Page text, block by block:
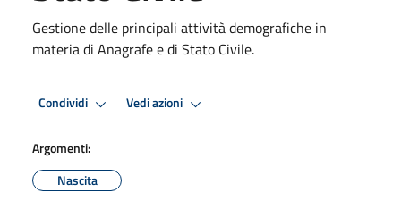
Gestione delle principali attività demografiche in
materia di Anagrafe e di Stato Civile.
Condividi Vedi azioni
Argomenti:
Nascita